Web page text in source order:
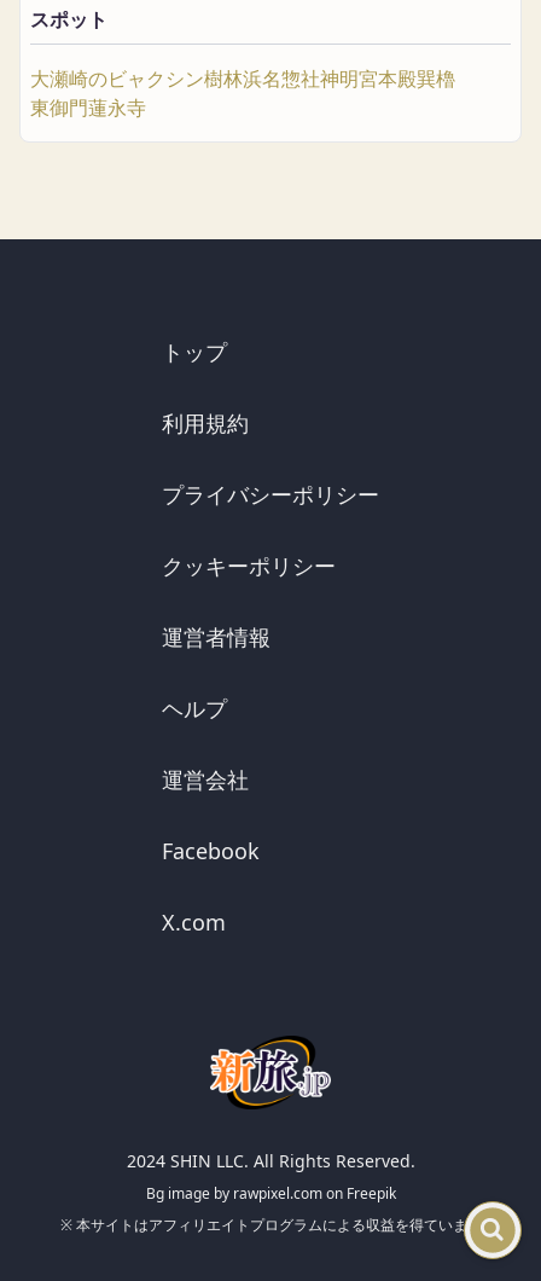
スポット
大瀬崎のビャクシン樹林浜名惣社神明宮本殿巽櫓
東御門蓮永寺
トップ
利用規約
プライバシーポリシー
クッキーポリシー
運営者情報
ヘルプ
運営会社
Facebook
X.com
2024 SHIN LLC. All Rights Reserved.
Bg image by rawpixel.com on Freepik
※ 本サイトはアフィリエイトプログラムによる収益を得ています